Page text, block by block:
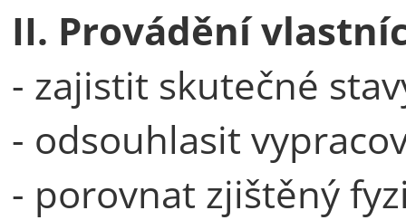
II. Provádění
- zajistit skutečné
- odsouhlasit
- porovnat zjištěný